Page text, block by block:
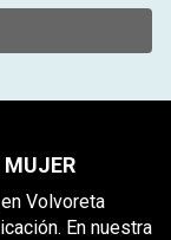
MUJER
Volvoreta
En nuestra